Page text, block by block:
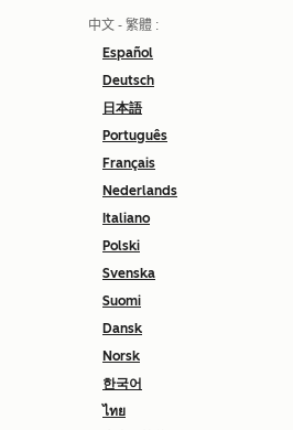
中文 - 繁體 :
Español
Deutsch
日本語
Português
Français
Nederlands
Italiano
Polski
Svenska
Suomi
Dansk
Norsk
한국어
ไทย